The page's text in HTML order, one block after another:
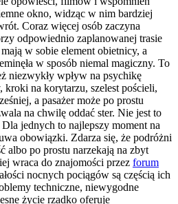
okno, widząc w nim bardziej
Coraz więcej osób zaczyna
odpowiednio zaplanowanej trasie
w sobie element obietnicy, a
w sposób niemal magiczny. To
niezwykły wpływ na psychikę
kroki na korytarzu, szelest pościeli,
a pasażer może po prostu
na chwilę oddać ster. Nie jest to
jednych to najlepszy moment na
obowiązki. Zdarza się, że podróżni
albo po prostu narzekają na zbyt
wraca do znajomości przez forum
nocnych pociągów są częścią ich
techniczne, niewygodne
życie rzadko oferuje